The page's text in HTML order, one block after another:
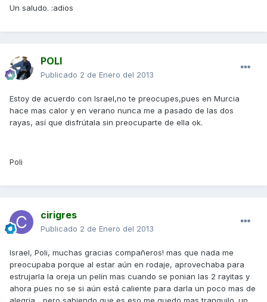
Un saludo. :adios
POLI
Publicado 2 de Enero del 2013
Estoy de acuerdo con Israel,no te preocupes,pues en Murcia
hace mas calor y en verano nunca me a pasado de las dos
rayas, así que disfrútala sin preocuparte de ella ok.
Poli
cirigres
Publicado 2 de Enero del 2013
Israel, Poli, muchas gracias compañeros! mas que nada me
preocupaba porque al estar aún en rodaje, aprovechaba para
estrujarla la oreja un pelín mas cuando se ponian las 2 rayitas y
ahora pues no se si aún está caliente para darla un poco mas de